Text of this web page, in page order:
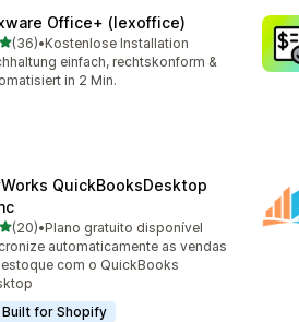
Office+ (lexoffice)
5 estrelas
(36) ao todo
•Kostenlose Installation
einfach, rechtskonform &
in 2 Min.
QuickBooksDesktop
5 estrelas
(20) ao todo
•Plano gratuito disponível
automaticamente as vendas
com o QuickBooks
Built for Shopify